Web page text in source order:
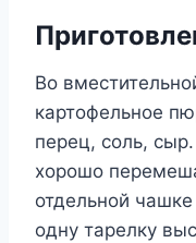
Во
картофельное
перец, соль,
хорошо
отдельной
одну тарелку